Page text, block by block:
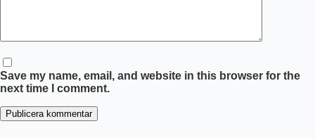
Save my name, email, and website in this browser for the
next time I comment.
Publicera kommentar